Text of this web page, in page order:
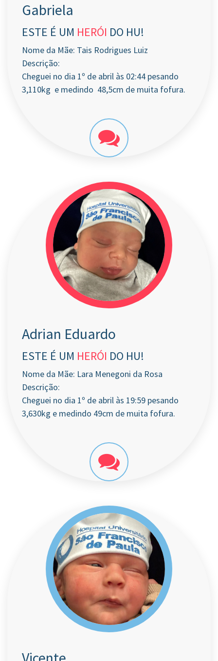
Gabriela
ESTE É UM HERÓI DO HU!
Nome da Mãe: Tais Rodrigues Luiz
Descrição:
Cheguei no dia 1º de abril às 02:44 pesando
3,110kg e medindo 48,5cm de muita fofura.
Adrian Eduardo
ESTE É UM HERÓI DO HU!
Nome da Mãe: Lara Menegoni da Rosa
Descrição:
Cheguei no dia 1º de abril às 19:59 pesando
3,630kg e medindo 49cm de muita fofura.